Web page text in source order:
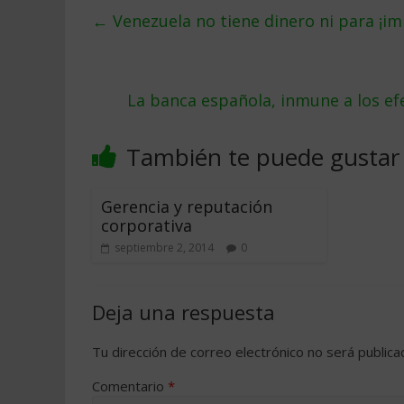
← Venezuela no tiene dinero ni para
La banca española, inmune a los
También te puede gustar
Gerencia y reputación
corporativa
septiembre 2, 2014 0
Deja una respuesta
Tu dirección de correo electrónico no será
Comentario *